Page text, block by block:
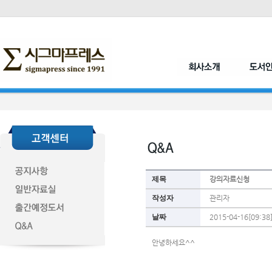
제목 강의자료신청
작성자 관리자
날짜 2015-04-16[09:38]
안녕하세요^^